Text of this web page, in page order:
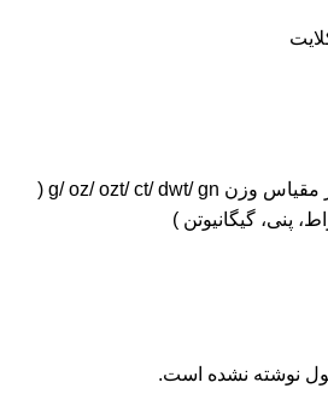
دارای کلید MOD جهت تغییر مقیاس وزن g/ oz/ ozt/ ct/ dwt/ gn (
پنی، گیگانیوتن )
نوشته نشده است.